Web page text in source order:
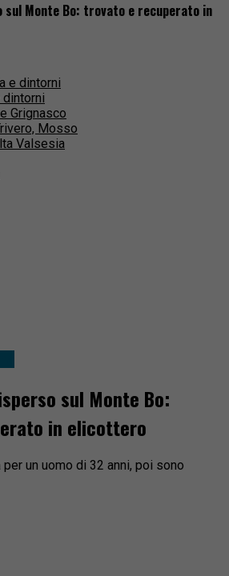
sul Monte Bo: trovato e recuperato in
e dintorni
dintorni
Grignasco
Mosso
Valsesia
sul Monte Bo:
in elicottero
un uomo di 32 anni, poi sono